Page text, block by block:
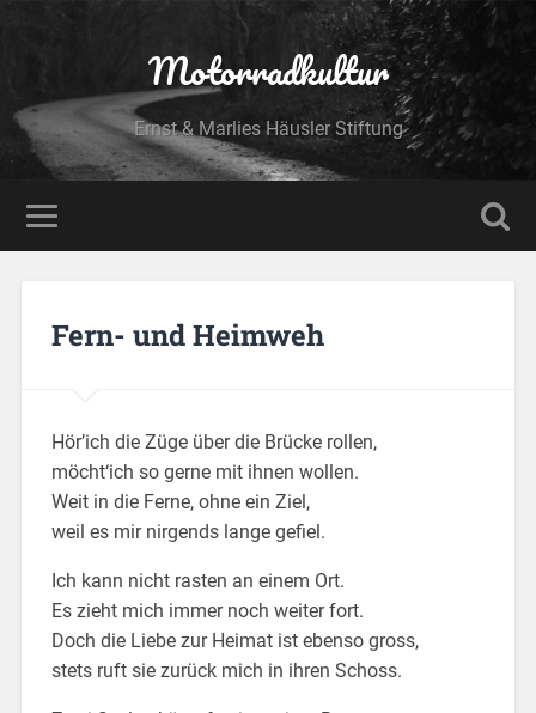
Motorradkultur
Ernst & Marlies Häusler Stiftung
Fern- und Heimweh
Hör’ich die Züge über die Brücke rollen,
möcht‘ich so gerne mit ihnen wollen.
Weit in die Ferne, ohne ein Ziel,
weil es mir nirgends lange gefiel.
Ich kann nicht rasten an einem Ort.
Es zieht mich immer noch weiter fort.
Doch die Liebe zur Heimat ist ebenso gross,
stets ruft sie zurück mich in ihren Schoss.